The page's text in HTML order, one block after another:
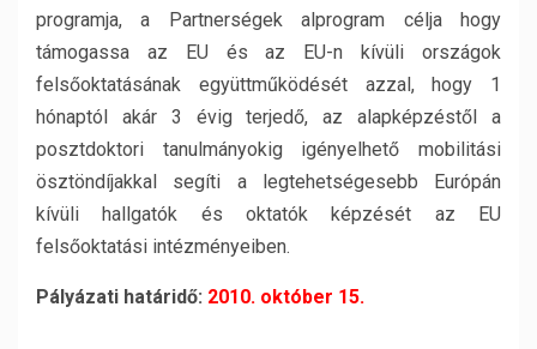
programja, a Partnerségek alprogram célja hogy
támogassa az EU és az EU-n kívüli országok
felsőoktatásának együttműködését azzal, hogy 1
hónaptól akár 3 évig terjedő, az alapképzéstől a
posztdoktori tanulmányokig igényelhető mobilitási
ösztöndíjakkal segíti a legtehetségesebb Európán
kívüli hallgatók és oktatók képzését az EU
felsőoktatási intézményeiben.
Pályázati határidő: 2010. október 15.